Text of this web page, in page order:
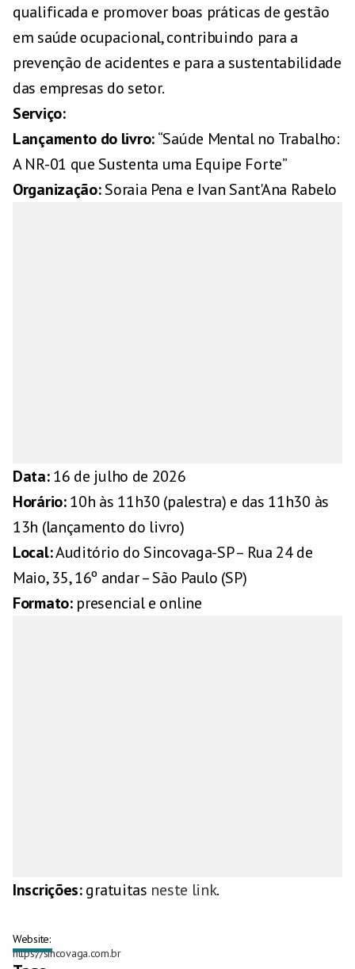
qualificada e promover boas práticas de gestão
em saúde ocupacional, contribuindo para a
prevenção de acidentes e para a sustentabilidade
das empresas do setor.
Serviço:
Lançamento do livro:“Saúde Mental no Trabalho:
A NR-01 que Sustenta uma Equipe Forte”
Organização:Soraia Pena e Ivan Sant'Ana Rabelo
Data:16 de julho de 2026
Horário:10h às 11h30 (palestra) e das 11h30 às
13h (lançamento do livro)
Local:Auditório do Sincovaga-SP – Rua 24 de
Maio, 35, 16º andar – São Paulo (SP)
Formato:presencial e online
Inscrições:gratuitas neste link.
Website:
https://sincovaga.com.br